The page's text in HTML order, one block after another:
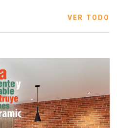
VER TODO